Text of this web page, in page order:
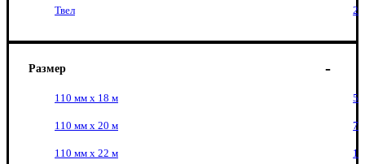
Твел 2
Размер
110 мм х 18 м 5
110 мм x 20 м 7
110 мм х 22 м 1